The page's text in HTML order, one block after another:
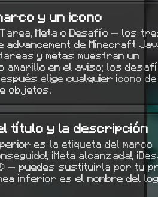
y un icono
Meta o Desafío — los
advancement de Minecraft
y metas muestran un
amarillo en el aviso; los
elige cualquier icono
objetos.
título y la descripción
es la etiqueta del marco
¡Meta alcanzada!,
— puedes sustituirla por tu
inferior es el nombre del